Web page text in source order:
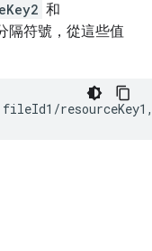
和
隔符號，從這些值